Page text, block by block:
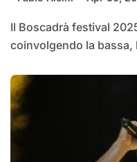
Il Boscadrà festival 2025 si terrà dal 3 al 6 luglio
coinvolgendo la bassa,